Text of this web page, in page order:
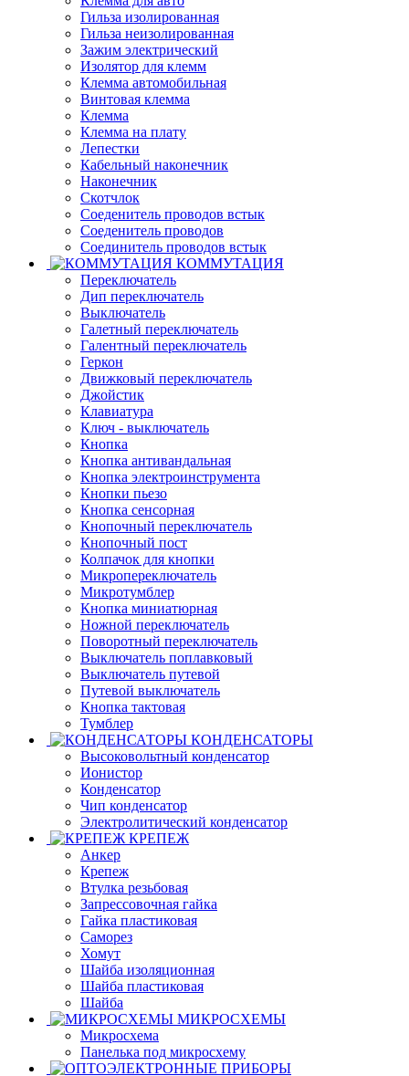
Гильза изолированная
Гильза неизолированная
Зажим электрический
Изолятор для клемм
Клемма автомобильная
Винтовая клемма
Клемма
Клемма на плату
Лепестки
Кабельный наконечник
Наконечник
Скотчлок
Соеденитель проводов встык
Соеденитель проводов
Соединитель проводов встык
КОММУТАЦИЯ
Переключатель
Дип переключатель
Выключатель
Галетный переключатель
Галентный переключатель
Геркон
Движковый переключатель
Джойстик
Клавиатура
Ключ - выключатель
Кнопка
Кнопка антивандальная
Кнопка электроинструмента
Кнопки пьезо
Кнопка сенсорная
Кнопочный переключатель
Кнопочный пост
Колпачок для кнопки
Микропереключатель
Микротумблер
Кнопка миниатюрная
Ножной переключатель
Поворотный переключатель
Выключатель поплавковый
Выключатель путевой
Путевой выключатель
Кнопка тактовая
Тумблер
КОНДЕНСАТОРЫ
Высоковольтный конденсатор
Ионистор
Конденсатор
Чип конденсатор
Электролитический конденсатор
КРЕПЕЖ
Анкер
Крепеж
Втулка резьбовая
Запрессовочная гайка
Гайка пластиковая
Саморез
Хомут
Шайба изоляционная
Шайба пластиковая
Шайба
МИКРОСХЕМЫ
Микросхема
Панелька под микросхему